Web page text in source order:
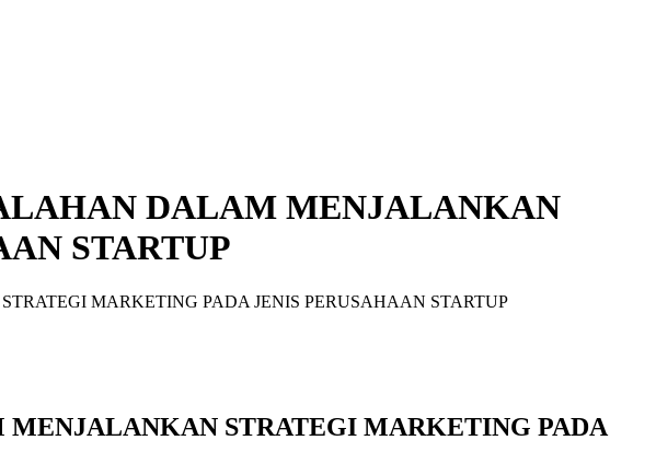
DALAM MENJALANKAN
STARTUP
MARKETING PADA JENIS PERUSAHAAN STARTUP
STRATEGI MARKETING PADA